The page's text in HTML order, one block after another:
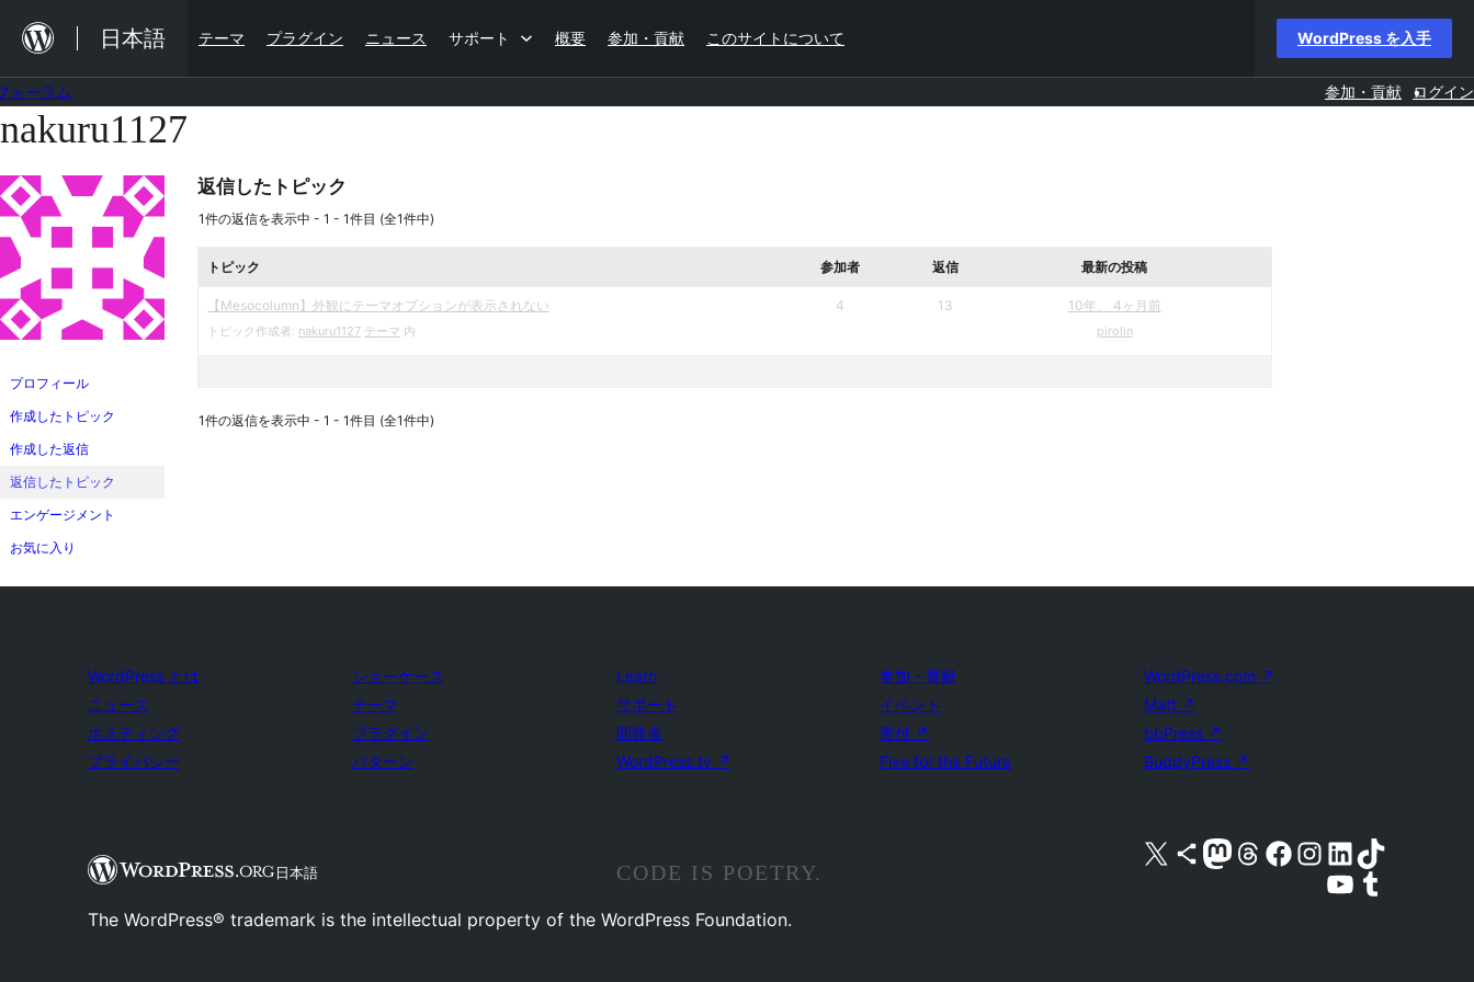
を
キ
ッ
プ
日本語 テーマ プラグイン ニュース サポート 概要 参加・貢献 このサイトについて WordPress を入手
ォーラム 参加・貢献 ログイン
コ
テ
ン
ツ
ス
ッ
プ
nakuru1127
プロフィール
作成したトピック
作成した返信
返信したトピック
エンゲージメント
お気に入り
返信したトピック
1件の返信を表示中 - 1 - 1件目 (全1件中)
トピック 参加者 返信 最新の投稿
【Mesocolumn】外観にテーマオプションが表示されない
トピック作成者: nakuru1127 テーマ 内
4 13 10年、 4ヶ月前
pirolin
1件の返信を表示中 - 1 - 1件目 (全1件中)
WordPress とは
ニュース
ホスティング
プライバシー
ショーケース
テーマ
プラグイン
パターン
Learn
サポート
開発者
WordPress.tv ↗
参加・貢献
イベント
寄付 ↗
Five for the Future
WordPress.com ↗
Matt ↗
bbPress ↗
BuddyPress ↗
日本語
X (旧 Twitter) アカウントへ Bluesky アカウントへ Mastodon アカウントへ Threads アカウントへ Facebook ページへ Instagram アカウントへ LinkedIn アカウントへTikTok アカウントへ
YouTube チャンネルへ Tumblr アカウントへ
CODE IS POETRY.
The WordPress® trademark is the intellectual property of the WordPress Foundation.